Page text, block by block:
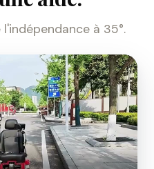
à 35°.